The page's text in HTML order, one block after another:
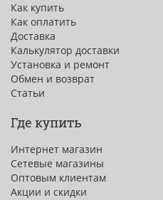
Как купить
Как оплатить
Доставка
Калькулятор доставки
Установка и ремонт
Обмен и возврат
Статьи
Где купить
Интернет магазин
Сетевые магазины
Оптовым клиентам
Акции и скидки